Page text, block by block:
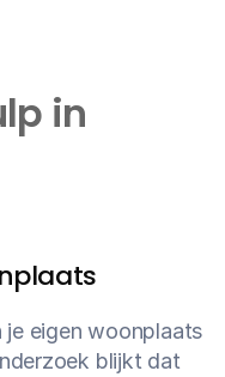
in
eigen woonplaats
blijkt dat